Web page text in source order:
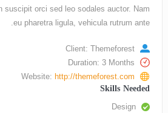
suscipit orci sed leo sodales auctor. Nam
eu pharetra ligula, vehicula rutrum ante.
Client: Themeforest
Duration: 3 Months
Website: http://themeforest.com
Skills Needed
Design